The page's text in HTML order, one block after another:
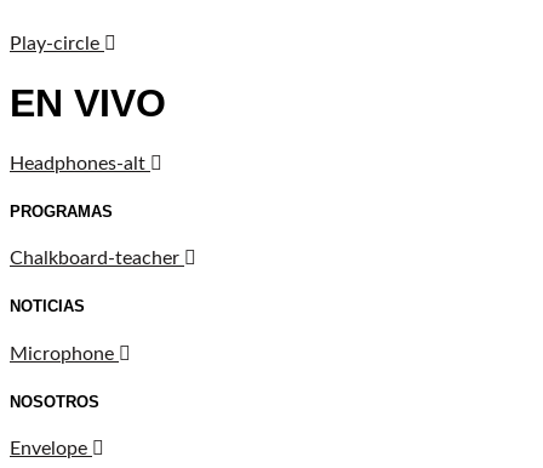
Play-circle
EN VIVO
Headphones-alt
PROGRAMAS
Chalkboard-teacher
NOTICIAS
Microphone
NOSOTROS
Envelope